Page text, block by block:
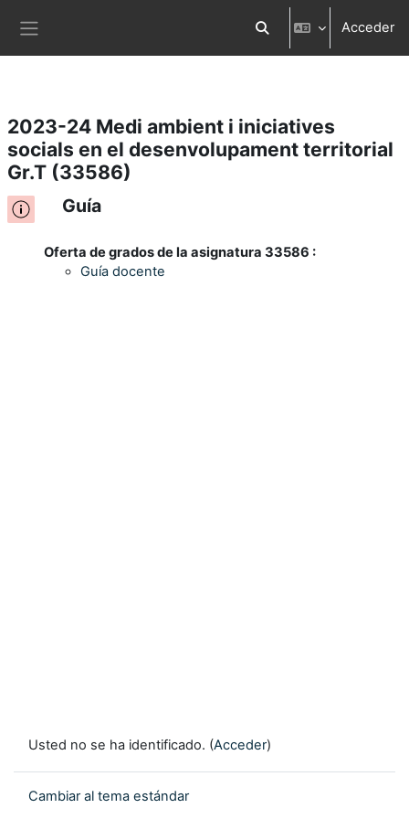
Salta al contenido principal Selector de búsqueda
Acceder
2023-24 Medi ambient i iniciatives
socials en el desenvolupament territorial
Gr.T (33586)
Guía
Oferta de grados de la asignatura 33586 :
Guía docente
Usted no se ha identificado. (Acceder)
Cambiar al tema estándar